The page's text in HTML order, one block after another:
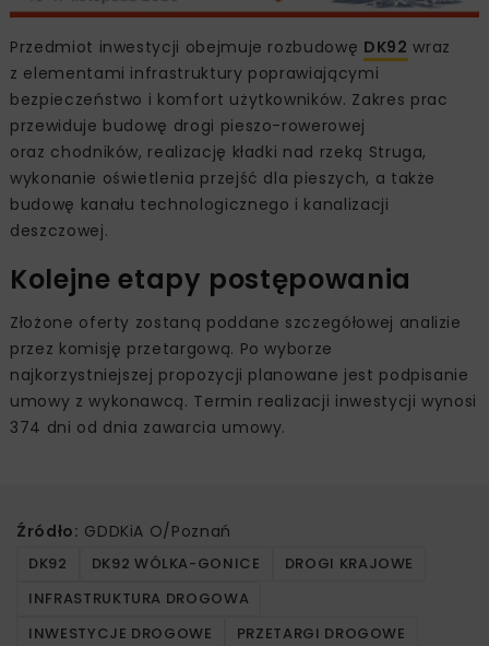
Przedmiot inwestycji obejmuje rozbudowę DK92 wraz
z elementami infrastruktury poprawiającymi
bezpieczeństwo i komfort użytkowników. Zakres prac
przewiduje budowę drogi pieszo-rowerowej
oraz chodników, realizację kładki nad rzeką Struga,
wykonanie oświetlenia przejść dla pieszych, a także
budowę kanału technologicznego i kanalizacji
deszczowej.
Kolejne etapy postępowania
Złożone oferty zostaną poddane szczegółowej analizie
przez komisję przetargową. Po wyborze
najkorzystniejszej propozycji planowane jest podpisanie
umowy z wykonawcą. Termin realizacji inwestycji wynosi
374 dni od dnia zawarcia umowy.
Źródło: GDDKiA O/Poznań
DK92 DK92 WÓLKA-GONICE
DROGI KRAJOWE
INFRASTRUKTURA DROGOWA
INWESTYCJE DROGOWE
PRZETARGI DROGOWE